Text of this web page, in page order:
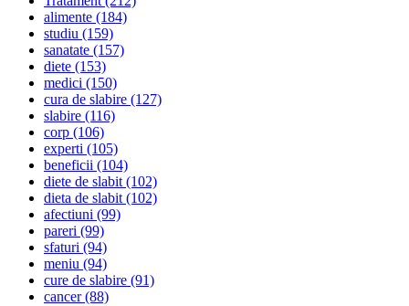
alimente (184)
studiu (159)
sanatate (157)
diete (153)
medici (150)
cura de slabire (127)
slabire (116)
corp (106)
experti (105)
beneficii (104)
diete de slabit(102)
dieta de slabit(102)
afectiuni (99)
pareri (99)
sfaturi (94)
meniu (94)
cure de slabire (91)
cancer(88)